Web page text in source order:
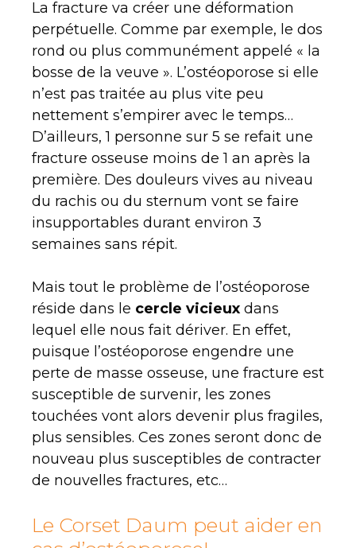
La fracture va créer une déformation
perpétuelle. Comme par exemple, le dos
rond ou plus communément appelé « la
bosse de la veuve ». L’ostéoporose si elle
n’est pas traitée au plus vite peu
nettement s’empirer avec le temps…
D’ailleurs, 1 personne sur 5 se refait une
fracture osseuse moins de 1 an après la
première. Des douleurs vives au niveau
du rachis ou du sternum vont se faire
insupportables durant environ 3
semaines sans répit.
Mais tout le problème de l’ostéoporose
réside dans le cercle vicieux dans
lequel elle nous fait dériver. En effet,
puisque l’ostéoporose engendre une
perte de masse osseuse, une fracture est
susceptible de survenir, les zones
touchées vont alors devenir plus fragiles,
plus sensibles. Ces zones seront donc de
nouveau plus susceptibles de contracter
de nouvelles fractures, etc…
Le Corset Daum peut aider en